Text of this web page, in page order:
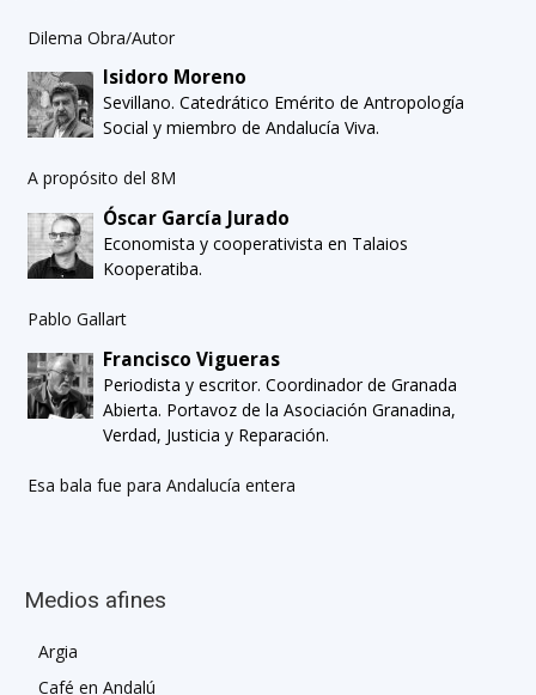
Dilema Obra/Autor
Isidoro Moreno
Sevillano. Catedrático Emérito de Antropología
Social y miembro de Andalucía Viva.
A propósito del 8M
Óscar García Jurado
Economista y cooperativista en Talaios
Kooperatiba.
Pablo Gallart
Francisco Vigueras
Periodista y escritor. Coordinador de Granada
Abierta. Portavoz de la Asociación Granadina,
Verdad, Justicia y Reparación.
Esa bala fue para Andalucía entera
Medios afines
Argia
Café en Andalú